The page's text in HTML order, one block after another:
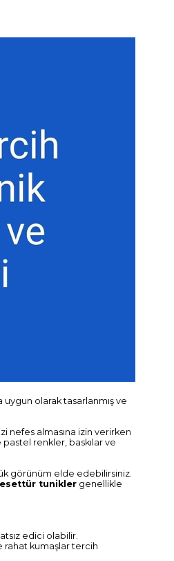
olarak tasarlanmış ve
nefes almasına izin verirken
renkler, baskılar ve
görünüm elde edebilirsiniz.
tunikler genellikle
edici olabilir.
rahat kumaşlar tercih